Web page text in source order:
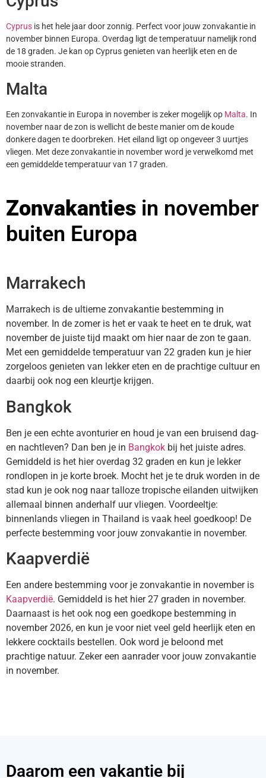
Cyprus is het hele jaar door zonnig. Perfect voor jouw zonvakantie in
november binnen Europa. Overdag ligt de temperatuur namelijk rond
de 18 graden. Je kan op Cyprus genieten van heerlijk eten en de
mooie stranden.
Malta
Een zonvakantie in Europa in november is zeker mogelijk op Malta. In
november naar de zon is wellicht de beste manier om de koude
donkere dagen te doorbreken. Het eiland ligt op ongeveer 3 uurtjes
vliegen. Met deze zonvakantie in november word je verwelkomd met
een gemiddelde temperatuur van 17 graden.
Zonvakanties in november
buiten Europa
Marrakech
Marrakech is de ultieme zonvakantie bestemming in
november. In de zomer is het er vaak te heet en te druk, wat
november de juiste tijd maakt om hier naar de zon te gaan.
Met een gemiddelde temperatuur van 22 graden kun je hier
zorgeloos genieten van lekker eten en de prachtige cultuur en
daarbij ook nog een kleurtje krijgen.
Bangkok
Ben je een echte avonturier en houd je van een bruisend dag-
en nachtleven? Dan ben je in Bangkok bij het juiste adres.
Gemiddeld is het hier overdag 32 graden en kun je lekker
rondlopen in je korte broek. Mocht het je te druk worden in de
stad kun je ook nog naar talloze tropische eilanden uitwijken
allemaal binnen anderhalf uur vliegen. Voordeeltje:
binnenlands vliegen in Thailand is vaak heel goedkoop! De
perfecte bestemming voor jouw zonvakantie in november.
Kaapverdië
Een andere bestemming voor je zonvakantie in november is
Kaapverdië. Gemiddeld is het hier 27 graden in november.
Daarnaast is het ook nog een goedkope bestemming in
november 2026, en kun je voor niet veel geld heerlijk eten en
lekkere cocktails bestellen. Ook word je beloond met
prachtige natuur. Zeker een aanrader voor jouw zonvakantie
in november.
Daarom een vakantie bij